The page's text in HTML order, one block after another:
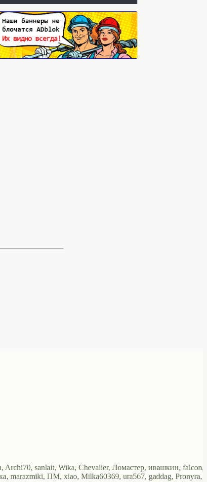
sanlait, Wika, Chevalier, Ломастер, ивашкин, falcon,
marazmiki, ПМ, xiao, Milka60369, ura567, gaddag, Pronyra,